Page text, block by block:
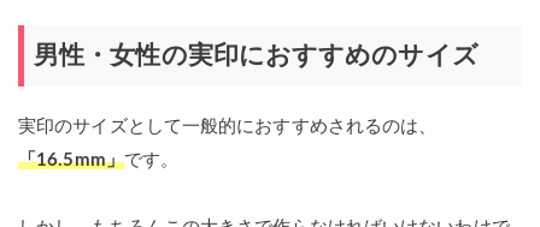
男性・女性の実印におすすめのサイズ
実印のサイズとして一般的におすすめされるのは、
「16.5mm」です。